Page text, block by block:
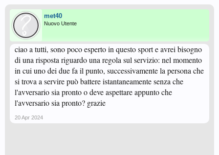
met40
Nuovo Utente
ciao a tutti, sono poco esperto in questo sport e avrei bisogno
di una risposta riguardo una regola sul servizio: nel momento
in cui uno dei due fa il punto, successivamente la persona che
si trova a servire può battere istantaneamente senza che
l'avversario sia pronto o deve aspettare appunto che
l'avversario sia pronto? grazie
20 Apr 2024